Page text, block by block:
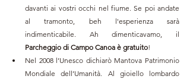
davanti ai vostri occhi nel fiume. Se poi andate
al tramonto, beh l'esperienza sarà
Parcheggio di Campo Canoa è gratuito!
Nel 2008 l’Unesco dichiarò Mantova Patrimonio
Mondiale dell’Umanità. Al gioiello lombardo